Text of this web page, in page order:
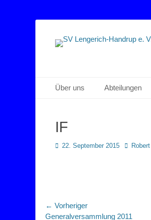
SV
Sportverein Lengerich Handrup
Primäres Menü
Zum
Inhalt
Über uns Abteilungen
IF
Posted
22. September 2015 Autor
← Vorheriger
Vorheriger
Generalversammlung 2011